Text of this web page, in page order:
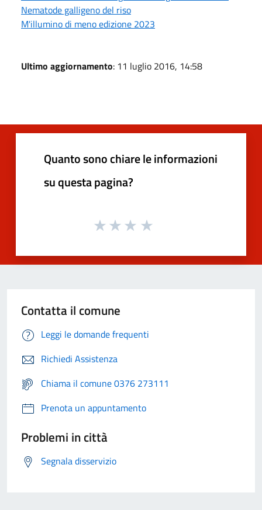
Nematode galligeno del riso
M'illumino di meno edizione 2023
Ultimo aggiornamento: 11 luglio 2016, 14:58
Quanto sono chiare le informazioni
su questa pagina?
Contatta il comune
Leggi le domande frequenti
Richiedi Assistenza
Chiama il comune 0376 273111
Prenota un appuntamento
Problemi in città
Segnala disservizio